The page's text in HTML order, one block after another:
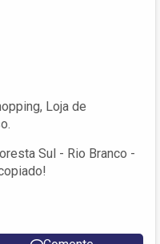
Loja de
Sul - Rio Branco -